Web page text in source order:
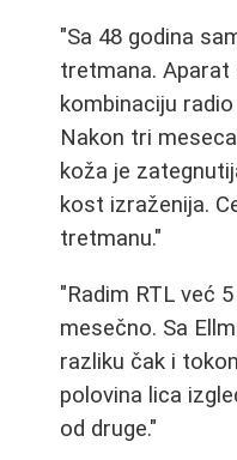
"Sa 48 godina
tretmana. Aparat
kombinaciju
Nakon tri
koža je
kost izraženija.
tretmanu."
"Radim RTL već
mesečno. Sa
razliku čak i
polovina lica
od druge."